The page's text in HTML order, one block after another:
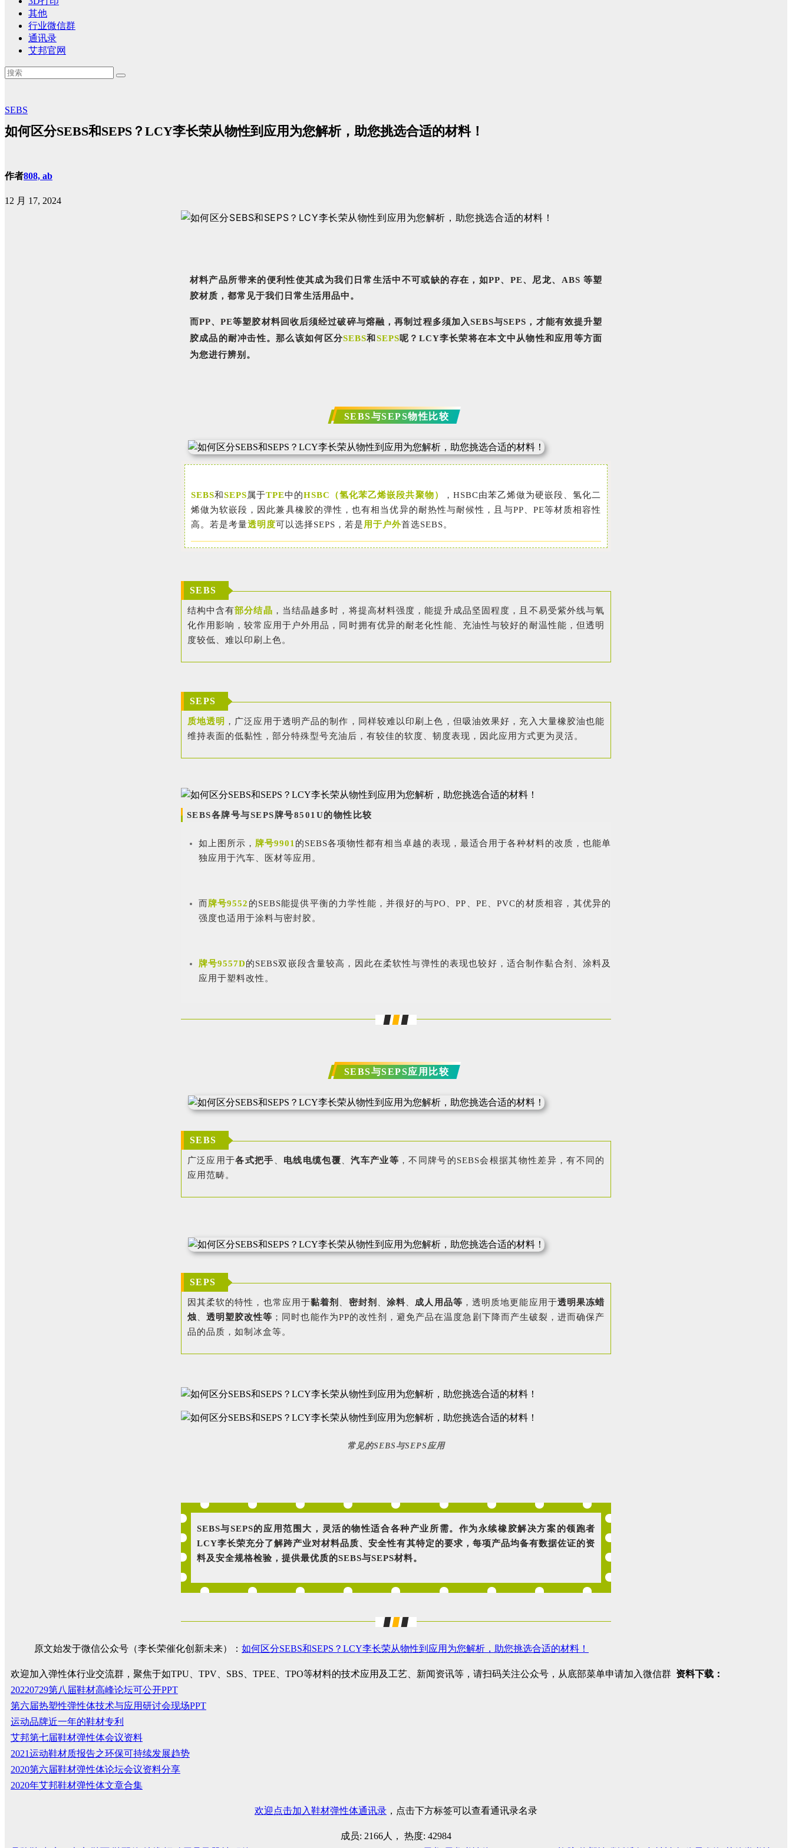
其他
行业微信群
通讯录
艾邦官网
SEBS
如何区分SEBS和SEPS？LCY李长荣从物性到应用为您解析，助您挑选合适的材料！
作者808, ab
12 月 17, 2024
材料产品所带来的便利性使其成为我们日常生活中不可或缺的存在，如PP、PE、尼龙、ABS 等塑
胶材质，都常见于我们日常生活用品中。
而PP、PE等塑胶材料回收后须经过破碎与熔融，再制过程多须加入SEBS与SEPS，才能有效提升塑
胶成品的耐冲击性。那么该如何区分SEBS和 SEPS呢？LCY李长荣将在本文中从物性和应用等方面
为您进行辨别。
SEBS与SEPS物性比较
SEBS和SEPS属于TPE中的HSBC（氢化苯乙烯嵌段共聚物）
，HSBC由苯乙烯做为硬嵌段、氢化二
烯做为软嵌段，因此兼具橡胶的弹性，也有相当优异的耐热性与耐候性，且与PP、PE等材质相容性
高。若是考量透明度可以选择SEPS，若是 用于户外首选SEBS。
SEBS
结构中含有部分结晶 ，当结晶越多时，将提高材料强度，能提升成品坚固程度，且不易受紫外线与氧
化作用影响，较常应用于户外用品，同时拥有优异的耐老化性能、充油性与较好的耐温性能，但透明
度较低、难以印刷上色。
SEPS
质地透明 ，广泛应用于透明产品的制作，同样较难以印刷上色，但吸油效果好，充入大量橡胶油也能
维持表面的低黏性，部分特殊型号充油后，有较佳的软度、韧度表现，因此应用方式更为灵活。
SEBS各牌号与SEPS牌号8501U的物性比较
如上图所示， 牌号9901 的SEBS各项物性都有相当卓越的表现，最适合用于各种材料的改质，也能单
独应用于汽车、医材等应用。
而牌号9552 的SEBS能提供平衡的力学性能，并很好的与PO、PP、PE、PVC的材质相容，其优异的
强度也适用于涂料与密封胶。
牌号9557D的SEBS双嵌段含量较高，因此在柔软性与弹性的表现也较好，适合制作黏合剂、涂料及
应用于塑料改性。
SEBS与SEPS应用比较
SEBS
广泛应用于各式把手 电线电缆包覆 、汽车产业等 ，不同牌号的SEBS会根据其物性差异，有不同的
应用范畴。
SEPS
因其柔软的特性，也常应用于黏着剂 密封剂 涂料 成人用品等 ，透明质地更能应用于透明果冻蜡
烛
透明塑胶改性等 ；同时也能作为PP的改性剂，避免产品在温度急剧下降而产生破裂，进而确保产
品的品质，如制冰盒等。
常见的SEBS与SEPS应用
SEBS与SEPS的应用范围大，灵活的物性适合各种产业所需。作为永续橡胶解决方案的领跑者
LCY李长荣充分了解跨产业对材料品质、安全性有其特定的要求，每项产品均备有数据佐证的资
料及安全规格检验，提供最优质的SEBS与SEPS材料。
原文始发于微信公众号（李长荣催化创新未来）： 如何区分SEBS和SEPS？LCY李长荣从物性到应用为您解析，助您挑选合适的材料！
欢迎加入弹性体行业交流群，聚焦于如TPU、TPV、SBS、TPEE、TPO等材料的技术应用及工艺、新闻资讯等，请扫码关注公众号，从底部菜单申请加入微信群 资料下载：
20220729第八届鞋材高峰论坛可公开PPT
第六届热塑性弹性体技术与应用研讨会现场PPT
运动品牌近一年的鞋材专利
艾邦第七届鞋材弹性体会议资料
2021运动鞋材质报告之环保可持续发展趋势
2020第六届鞋材弹性体论坛会议资料分享
2020年艾邦鞋材弹性体文章合集
欢迎点击加入鞋材弹性体通讯录 ，点击下方标签可以查看通讯录名录
成员: 2166人， 热度: 42984